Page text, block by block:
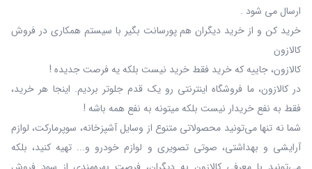
ارسال می شود .
خرید کن و از خرید دیگران هم پورسانت بگیر با سیستم همکاری در فروش
کالازون
کالازون، جاییه که خرید فقط خرید نیست بلکه یه فرصت جدیده !
در کالازون، ما فروشگاه اینترنتی رو یک قدم جلوتر بردیم. اینجا هر خرید،
فقط به نفع خریدار نیست بلکه میتونه به نفع همه باشه !
شما نه‌ تنها می‌تونید محصولاتی متنوع از وسایل آشپزخانه، سوپرمارکت، لوازم
آرایشی و بهداشتی، صوتی تصویری و لوازم خودرو و... تهیه کنید، بلکه